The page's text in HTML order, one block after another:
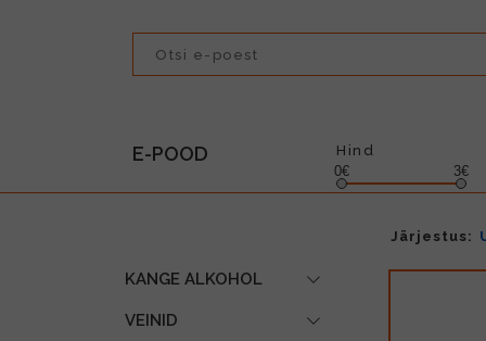
E-POOD
Hind
0€
3€
KANGE ALKOHOL
VEINID
Järjestus: